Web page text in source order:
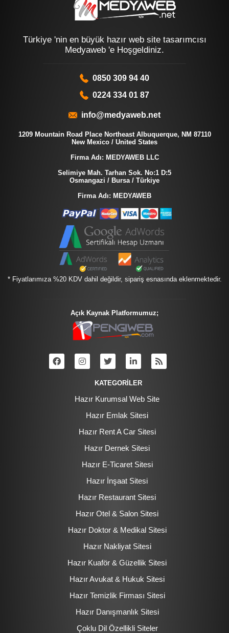
Türkiye 'nin en büyük hazır web site tasarımcısı
Medyaweb 'e Hoşgeldiniz.
0850 309 94 40
0224 334 01 87
info@medyaweb.net
1209 Mountain Road Place Northeast Albuquerque, NM 87110
New Mexico / United States
Firma Adı: MEDYAWEB LLC
Selimiye Mah. Tarhan Sok. No:1 D:5
Osmangazi / Bursa / Türkiye
Firma Adı: MEDYAWEB
* Fiyatlarımıza %20 KDV dahil değildir, sipariş esnasında eklenmektedir.
Açık Kaynak Platformumuz;
KATEGORİLER
Hazır Kurumsal Web Site
Hazır Emlak Sitesi
Hazır Rent A Car Sitesi
Hazır Dernek Sitesi
Hazır E-Ticaret Sitesi
Hazır İnşaat Sitesi
Hazır Restaurant Sitesi
Hazır Otel & Salon Sitesi
Hazır Doktor & Medikal Sitesi
Hazır Nakliyat Sitesi
Hazır Kuaför & Güzellik Sitesi
Hazır Avukat & Hukuk Sitesi
Hazır Temizlik Firması Sitesi
Hazır Danışmanlık Sitesi
Çoklu Dil Özellikli Siteler